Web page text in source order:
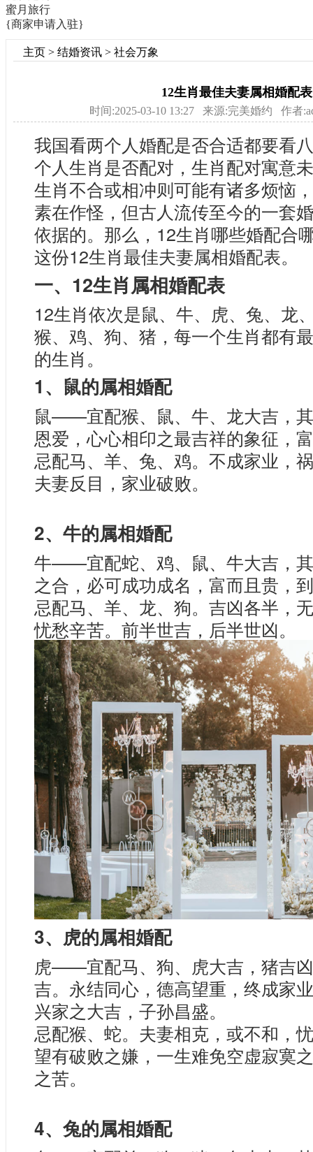
蜜月旅行
{商家申请入驻}
主页 > 结婚资讯 > 社会万象
12生肖最佳夫妻属相婚配表
时间:2025-03-10 13:27 来源:完美婚约 作者
我国看两个人婚配是否合适都要看
个人生肖是否配对，生肖配对寓意
生肖不合或相冲则可能有诸多烦恼
素在作怪，但古人流传至今的一套
依据的。那么，12生肖哪些婚配合
这份12生肖最佳夫妻属相婚配表。
一、12生肖属相婚配表
12生肖依次是鼠、牛、虎、兔、龙
猴、鸡、狗、猪，每一个生肖都有
的生肖。
1、鼠的属相婚配
鼠——宜配猴、鼠、牛、龙大吉，
恩爱，心心相印之最吉祥的象征，
忌配马、羊、兔、鸡。不成家业，
夫妻反目，家业破败。
2、牛的属相婚配
牛——宜配蛇、鸡、鼠、牛大吉，
之合，必可成功成名，富而且贵，
忌配马、羊、龙、狗。吉凶各半，
忧愁辛苦。前半世吉，后半世凶。
3、虎的属相婚配
虎——宜配马、狗、虎大吉，猪吉
吉。永结同心，德高望重，终成家
兴家之大吉，子孙昌盛。
忌配猴、蛇。夫妻相克，或不和，
望有破败之嫌，一生难免空虚寂寞
之苦。
4、兔的属相婚配